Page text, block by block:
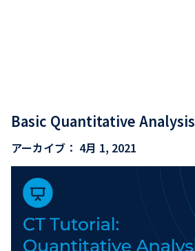
Basic Quantitative Analysis
アーカイブ： 4月 1, 2021